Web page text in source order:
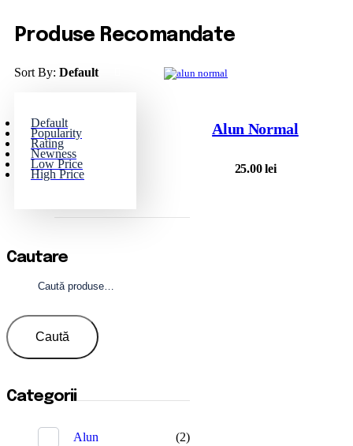
Produse Recomandate
Sort By: Default
Default
Popularity
Rating
Newness
Low Price
High Price
Alun Normal
25.00lei
Cautare
Caută
Categorii
Alun
(2)